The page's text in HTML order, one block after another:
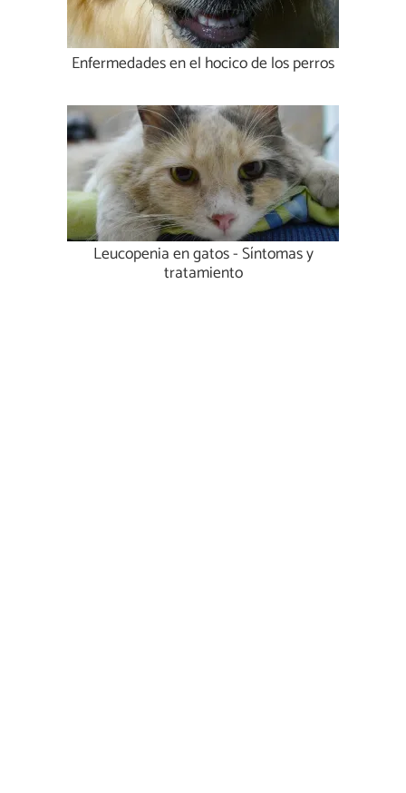
Enfermedades en el hocico de los perros
Leucopenia en gatos - Síntomas y
tratamiento